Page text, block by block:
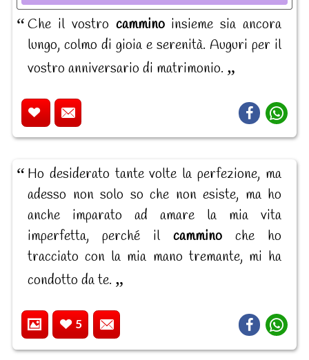
Che il vostro camminoinsieme sia ancora
lungo, colmo di gioia e serenità. Auguri per il
vostro anniversario di matrimonio.
Ho desiderato tante volte la perfezione, ma
adesso non solo so che non esiste, ma ho
anche imparato ad amare la mia vita
imperfetta, perché il cammino che ho
tracciato con la mia mano tremante, mi ha
condotto da te.
5